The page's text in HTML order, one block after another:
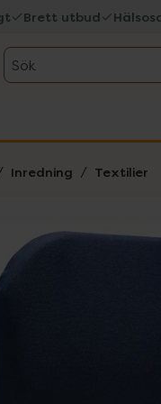
Brett utbud
Sök
Inredning Textilier
3 objekt.